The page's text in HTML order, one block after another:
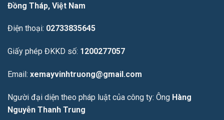
Đồng Tháp, Việt Nam
Điện thoại: 02733835645
Giấy phép ĐKKD số: 1200277057
Email: xemayvinhtruong@gmail.com
Người đại diện theo pháp luật của công ty: Ông Hàng
Nguyễn Thanh Trung